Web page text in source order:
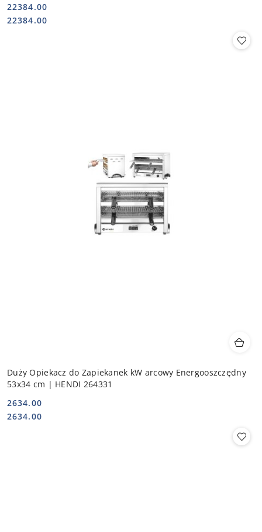
Cena:
22384.00
Cena:
22384.00
Duży Opiekacz do Zapiekanek kW arcowy Energooszczędny
53x34 cm | HENDI 264331
Cena:
2634.00
Cena:
2634.00